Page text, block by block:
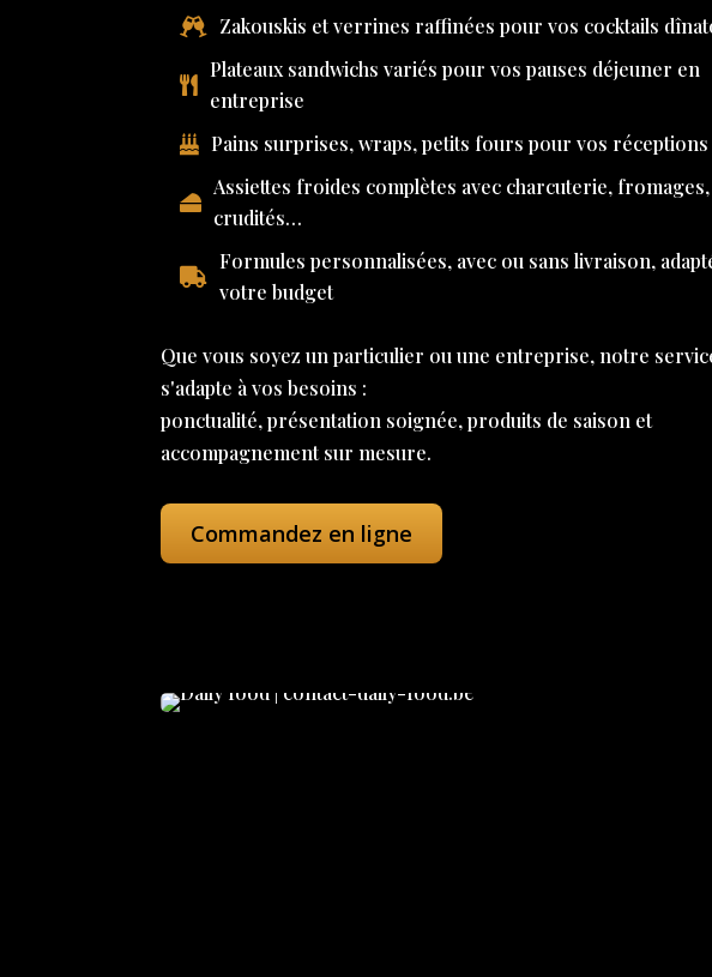
Zakouskis et verrines raffinées pour vos cocktails
Plateaux sandwichs variés pour vos pauses déjeuner en
entreprise
Pains surprises, wraps, petits fours pour vos réceptions
Assiettes froides complètes avec charcuterie, fromages,
crudités…
Formules personnalisées, avec ou sans livraison,
votre budget
Que vous soyez un particulier ou une entreprise, notre
s'adapte à vos besoins :
ponctualité, présentation soignée, produits de saison et
accompagnement sur mesure.
Commandez en ligne